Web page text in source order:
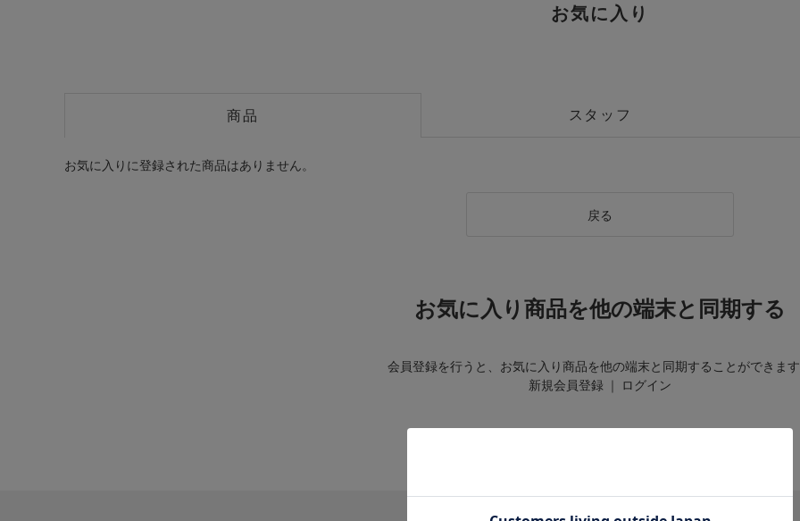
お気に入り
商品 スタッフ
お気に入りに登録された商品はありません。
戻る
お気に入り商品を他の端末と同期する
会員登録を行うと、お気に入り商品を他の端末と同期することができます
新規会員登録 ｜ ログイン